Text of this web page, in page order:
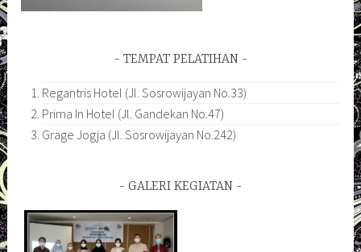
TEMPAT PELATIHAN
Regantris Hotel (Jl. Sosrowijayan No.33)
Prima In Hotel (Jl. Gandekan No.47)
Grage Jogja (Jl. Sosrowijayan No.242)
GALERI KEGIATAN